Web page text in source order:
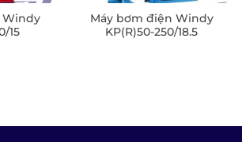
Windy
15
Máy bơm điện Windy
KP(R)50-250/18.5